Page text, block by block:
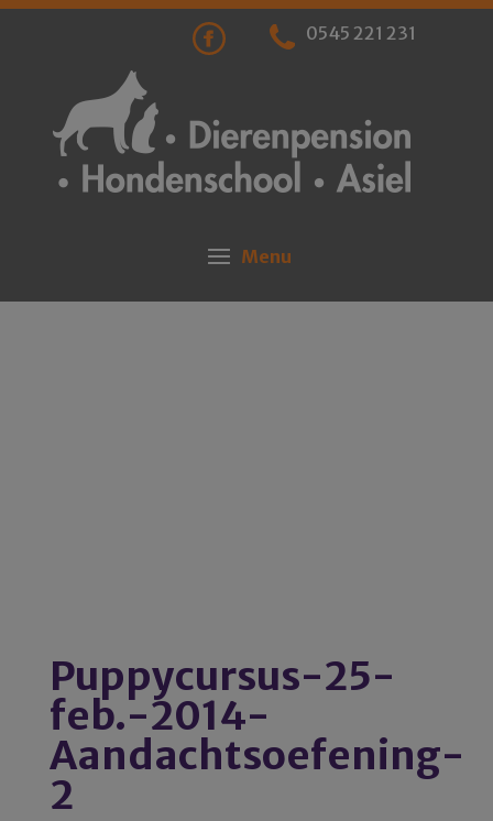
0545 221 231
Puppycursus-25-
feb.-2014-
Aandachtsoefening-
2